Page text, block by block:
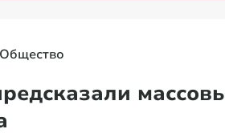
Общество